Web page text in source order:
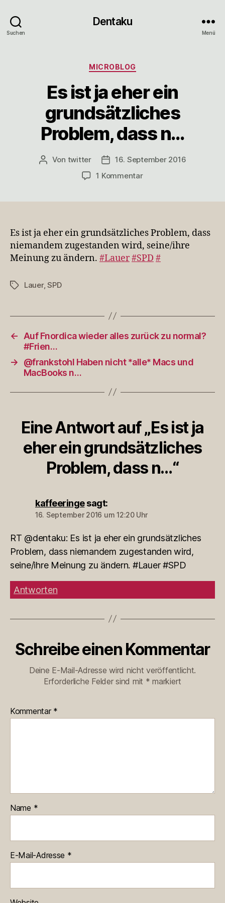
Suchen
Dentaku
Menü
Kategorien
MICROBLOG
Es ist ja eher ein
grundsätzliches
Problem, dass n…
Beitragsautor
Von twitter Veröffentlichungsdatum
16. September 2016
1 Kommentarzu
ein
grundsätzliches
Problem,
dass
Es ist ja eher ein grundsätzliches Problem, dass
niemandem zugestanden wird, seine/ihre
Meinung zu ändern. #Lauer#SPD #
Schlagwörter
Lauer,SPD
←
Auf Fnordica wieder alles zurück zu normal?
#Frien…
→
@frankstohl Haben nicht *alle* Macs und
MacBooks n…
Eine Antwort auf „Es ist ja
eher ein grundsätzliches
Problem, dass n…“
kaffeeringe sagt:
16. September 2016 um 12:20 Uhr
RT @dentaku: Es ist ja eher ein grundsätzliches
Problem, dass niemandem zugestanden wird,
seine/ihre Meinung zu ändern. #Lauer #SPD
Antworten
Schreibe einen Kommentar
Deine E-Mail-Adresse wird nicht veröffentlicht.
Erforderliche Felder sind mit * markiert
Kommentar *
Name *
E-Mail-Adresse *